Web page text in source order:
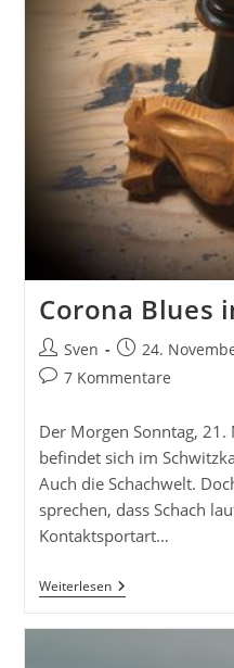
Corona Blues
Beitrags-
Autor:
Sven
Beitrag
veröffentlicht:
24.
Beitrags-
7 Kommentare
Der Morgen Sonntag,
befindet sich im
Auch die Schachwelt.
sprechen, dass Schach
Kontaktsportart…
WeiterlesenCorona
Blues